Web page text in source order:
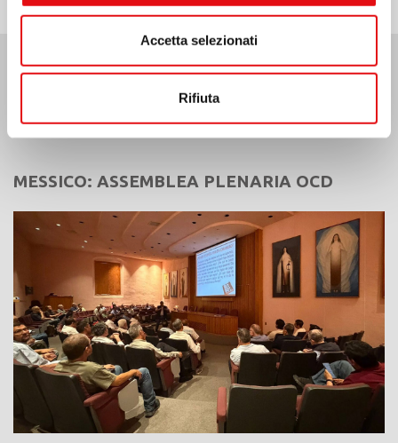
Accetta selezionati
Rifiuta
MESSICO: ASSEMBLEA PLENARIA OCD